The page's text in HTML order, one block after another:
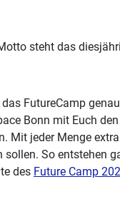
steht das
FutureCamp
Bonn mit Euch
jeder Menge
So entstehen
des Future Camp